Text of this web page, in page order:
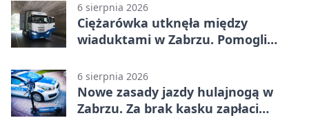
6 sierpnia 2026
Ciężarówka utknęła między
wiaduktami w Zabrzu. Pomogli
6 sierpnia 2026
Nowe zasady jazdy hulajnogą w
Zabrzu. Za brak kasku zapłaci